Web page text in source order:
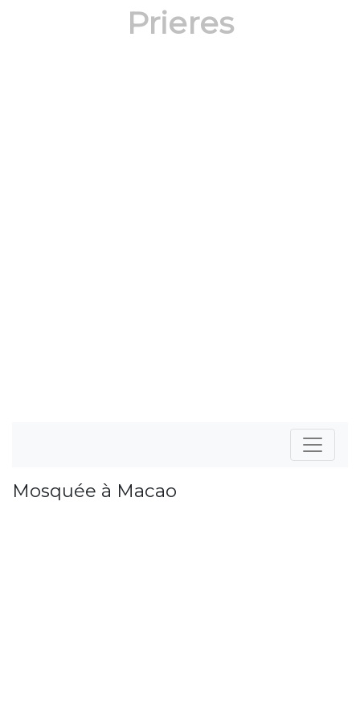
Prieres
Mosquée à Macao